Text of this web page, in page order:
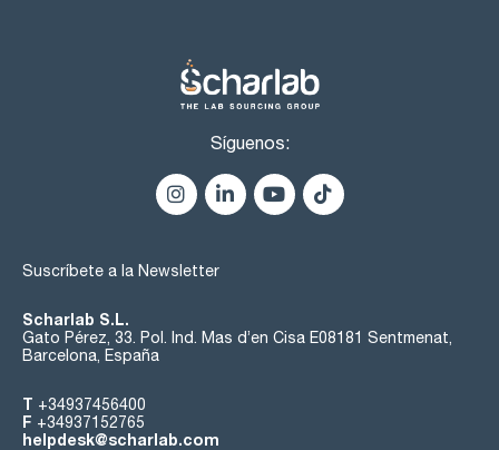
Síguenos:
Suscríbete a la Newsletter
Scharlab S.L.
Gato Pérez, 33. Pol. Ind. Mas d’en Cisa E08181 Sentmenat,
Barcelona, España
T +34937456400
F +34937152765
helpdesk@scharlab.com